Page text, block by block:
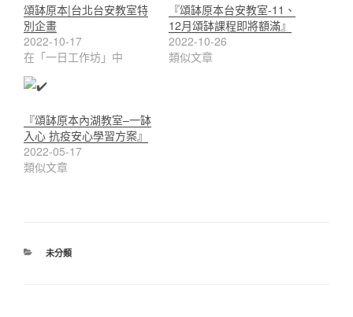
頌缽原本|台北台安教室特
別企畫
2022-10-17
在「一日工作坊」中
『頌缽原本台安教室-11、
12月頌缽課程即將額滿』
2022-10-26
類似文章
『頌缽原本內湖教室–一缽
入心 抗疫安心學習方案』
2022-05-17
類似文章
分
未分類